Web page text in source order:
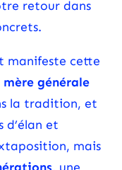
retour dans
manifeste cette
mère générale
la tradition, et
d’élan et
mais